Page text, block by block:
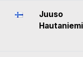
Juuso
Hautaniemi